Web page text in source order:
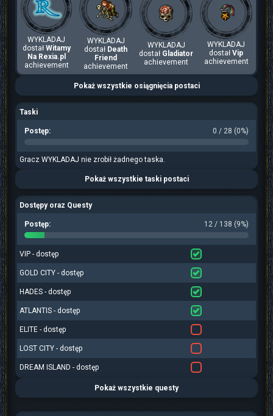
WYKLADAJ
dostał Witamy
Na Rexia.pl
achievement
WYKLADAJ
dostał Death
Friend
achievement
WYKLADAJ
dostał Gladiator
achievement
WYKLADAJ
dostał Vip
achievement
Pokaż wszystkie osiągnięcia postaci
Taski
Postęp: 0 / 28 (0%)
Gracz WYKLADAJ nie zrobił żadnego taska.
Pokaż wszystkie taski postaci
Dostępy oraz Questy
Postęp: 12 / 138 (9%)
VIP - dostęp
GOLD CITY - dostęp
HADES - dostęp
ATLANTIS - dostęp
ELITE - dostęp
LOST CITY - dostęp
DREAM ISLAND - dostęp
Pokaż wszystkie questy